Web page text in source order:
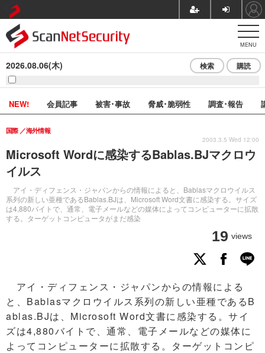
MENU
2026.08.06(木) 検索 購読
NEW! 会員記事 被害･事故 脅威･脆弱性 調査･報告
Microsoft Wordに感染するBablas.BJマクロウ
イルス
アイ・ディフェンス・ジャパンからの情報によると、Bablasマクロウイルス
系列の新しい亜種であるBablas.BJは、Microsoft Word文書に感染する。サイズ
は4,880バイトで、通常、電子メールなどの媒体によってコンピューターに拡散
する。ターゲットコンピュータがまだ感染
国際 海外情報
19 views
2003.3.5 Wed 12:00
アイ・ディフェンス・ジャパンからの情報による
と、Bablasマクロウイルス系列の新しい亜種であるB
ablas.BJは、Microsoft Word文書に感染する。サイ
ズは4,880バイトで、通常、電子メールなどの媒体に
よってコンピューターに拡散する。ターゲットコンピ